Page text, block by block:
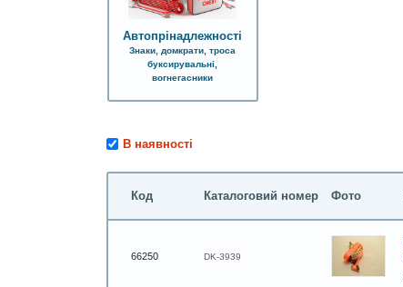
Автопрінадлежності
Знаки, домкрати, троса
буксирувальні,
вогнегасники
В наявності
Код Каталоговий номер Фото
66250 DK-3939